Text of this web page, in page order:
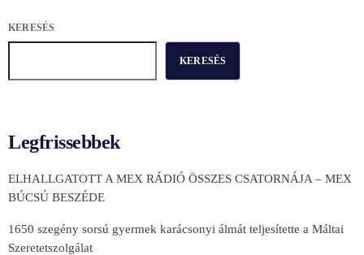
KERESÉS
KERESÉS
Legfrissebbek
ELHALLGATOTT A MEX RÁDIÓ ÖSSZES CSATORNÁJA – MEX
BÚCSÚ BESZÉDE
1650 szegény sorsú gyermek karácsonyi álmát teljesítette a Máltai
Szeretetszolgálat